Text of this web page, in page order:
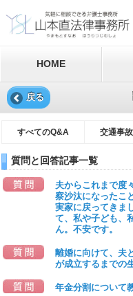
HOME
戻る
すべてのQ&A 交通事故
質問と回答記事一覧
夫からこれまで度
察沙汰になったこ
実家に戻ってきま
て、私や子ども、
ん。不安です。
離婚に向けて、夫
が成立するまでの
年金分割について